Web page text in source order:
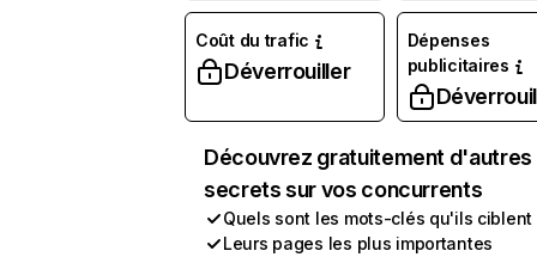
Coût du trafic
Déverrouiller
Dépenses
publicitaires
Découvrez gratuitement d'autres
secrets sur vos concurrents
Quels sont les mots-clés qu'ils ciblent
Leurs pages les plus importantes